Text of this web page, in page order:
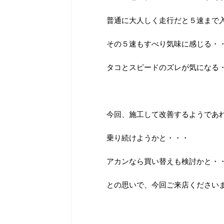
普通に大人しく走行だと５速まで
その５速もすべり気味に感じる・
タコとスピードのズレが気になる
今回、施工して改善するようであ
乗り続けようかと・・・
アカンなら買い替えも検討かと・
との思いで、今回ご来店ください